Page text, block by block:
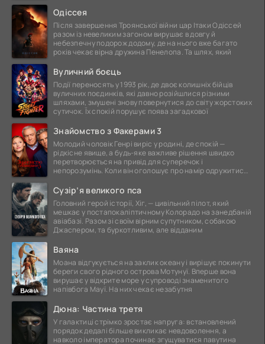
Одіссея
Після завершення Троянської війни цар Ітаки Одіссей
разом із невеликим загоном вирушає в довгу й
небезпечну подорож додому, де на нього вже багато
років чекає вірна дружина Пенелопа. Та шлях, який
Вуличний боєць
Події переносять у 1993 рік, де двоє колишніх бійців
вуличних поєдинків, які давно розійшлися різними
шляхами, змушені знову повернутися до світу жорстоких
сутичок. Їх спокій порушує поява загадкової
Знайомство з Факерами 3
Молодий чоловік Генрі виріс у родині, де спокій —
рідкісне явище, а будь-яке важливе рішення швидко
перетворюється на привід для суперечок і
непорозумінь. Коли він оголошує про намір одружитися,
Сузір’я великого пса
Головний герой історії, Хіг, — цивільний пілот, який
мешкає у постапокаліптичному Колорадо на занедбаній
авіабазі. Разом зі своїм вірним супутником, собакою
Джаспером, та буркотливим, але відданим
Ваяна
Моана відгукується на заклик океану і вирішує покинути
береги свого рідного острова Мотунуї. Вперше вона
вирушає у відкрите море у супроводі знаменитого
напівбога Мауї. На них чекає незабутня
Дюна: Частина третя
У галактиці стрімко зростає напруга: встановлений
порядок дедалі більше викликає невдоволення, а
навколо імператора починає згущуватися павутина